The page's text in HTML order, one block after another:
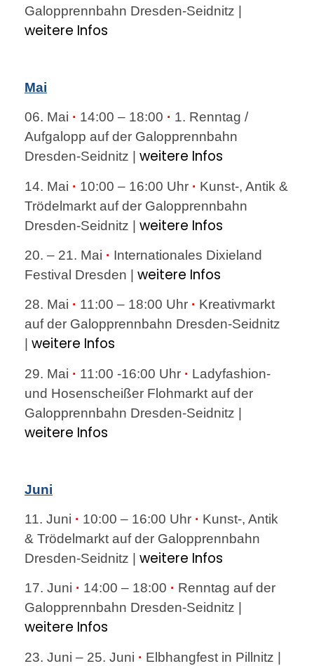
Galopprennbahn Dresden-Seidnitz |
weitere Infos
Mai
06. Mai · 14:00 – 18:00 · 1. Renntag /
Aufgalopp auf der Galopprennbahn
Dresden-Seidnitz | weitere Infos
14. Mai · 10:00 – 16:00 Uhr · Kunst-, Antik &
Trödelmarkt auf der Galopprennbahn
Dresden-Seidnitz | weitere Infos
20. – 21. Mai · Internationales Dixieland
Festival Dresden | weitere Infos
28. Mai · 11:00 – 18:00 Uhr · Kreativmarkt
auf der Galopprennbahn Dresden-Seidnitz
weitere Infos
29. Mai · 11:00 -16:00 Uhr · Ladyfashion-
und Hosenscheißer Flohmarkt auf der
Galopprennbahn Dresden-Seidnitz |
weitere Infos
Juni
11. Juni · 10:00 – 16:00 Uhr · Kunst-, Antik
& Trödelmarkt auf der Galopprennbahn
Dresden-Seidnitz | weitere Infos
17. Juni · 14:00 – 18:00 · Renntag auf der
Galopprennbahn Dresden-Seidnitz |
weitere Infos
23. Juni – 25. Juni · Elbhangfest in Pillnitz |